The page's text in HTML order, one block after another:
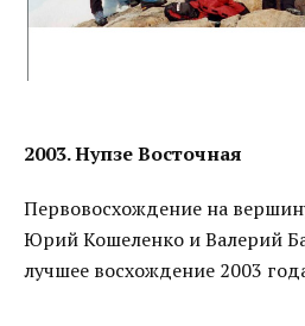
2003. Нупзе Восточная
Первовосхождение на
Юрий Кошеленко и Валерий
лучшее восхождение 2003